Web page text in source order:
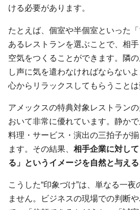
ける必要があります。
たとえば、個室や半個室といった
あるレストランを選ぶことで、相
空気をつくることができます。隣
し声に気を遣わなければならない
心からリラックスしてもらうことは
アメックスの特典対象レストラン
おいて非常に優れています。静かで
料理・サービス・演出の三拍子が
ます。その結果、 相手企業に対し
る」というイメージを自然と与え
こうした“印象づけ”は、単なる一夜
ません。ビジネスの現場での判断